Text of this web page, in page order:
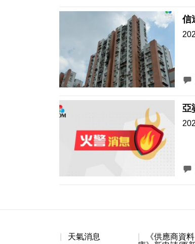
信
天氣消息
《供應商資料